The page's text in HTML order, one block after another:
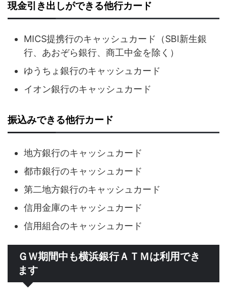
現金引き出しができる他行カード
MICS提携行のキャッシュカード（SBI新生銀
行、あおぞら銀行、商工中金を除く）
ゆうちょ銀行のキャッシュカード
イオン銀行のキャッシュカード
振込みできる他行カード
地方銀行のキャッシュカード
都市銀行のキャッシュカード
第二地方銀行のキャッシュカード
信用金庫のキャッシュカード
信用組合のキャッシュカード
ＧＷ期間中も横浜銀行ＡＴＭは利用でき
ます